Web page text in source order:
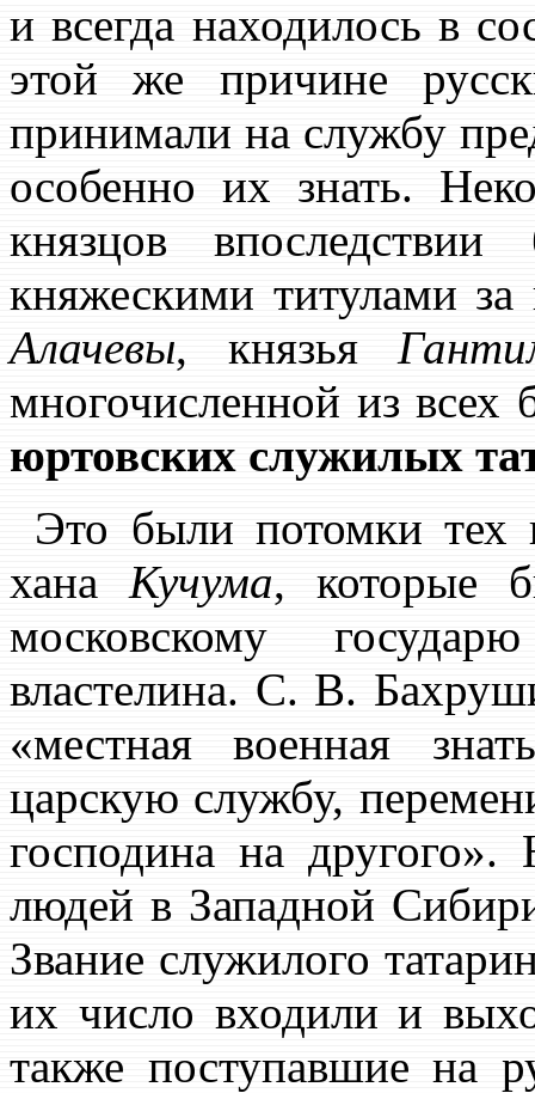
и всегда находилось в
этой же причине
принимали на службу
особенно их знать.
князцов
княжескими титулами
Алачевы, князья
многочисленной из всех
юртовских служилых
Это были потомки тех
хана Кучума, которые
московскому
властелина. С. В.
«местная военная
царскую службу,
господина на
людей в Западной
Звание служилого
их число входили и
также поступавшие на